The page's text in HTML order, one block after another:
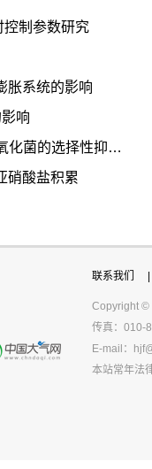
控制参数研究
胀系统的影响
响
缺氧FNA对氨氧化菌和亚硝酸盐氧化菌的选择性抑菌效应
硝酸盐积累
联系我们
Copyright ©
传真：010-
E-mail：
本站常年法